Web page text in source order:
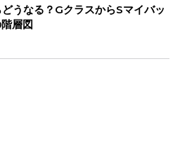
うなる？GクラスからSマイバッ
層図